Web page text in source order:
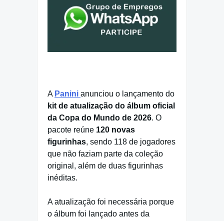
A Panini anunciou o lançamento do
kit de atualização do álbum oficial
da Copa do Mundo de 2026. O
pacote reúne 120 novas
figurinhas, sendo 118 de jogadores
que não faziam parte da coleção
original, além de duas figurinhas
inéditas.
A atualização foi necessária porque
o álbum foi lançado antes da